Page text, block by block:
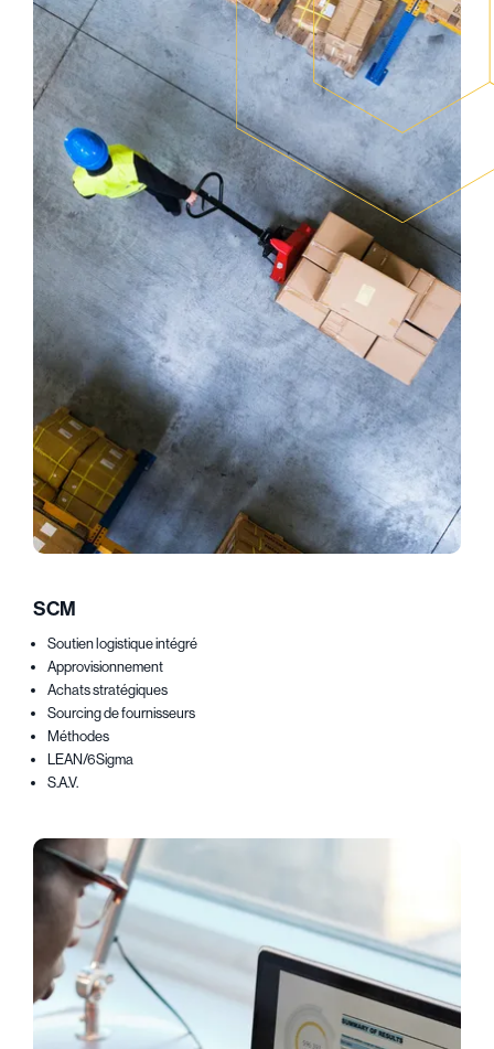
SCM
Soutien logistique intégré
Approvisionnement
Achats stratégiques
Sourcing de fournisseurs
Méthodes
LEAN/6Sigma
S.A.V.